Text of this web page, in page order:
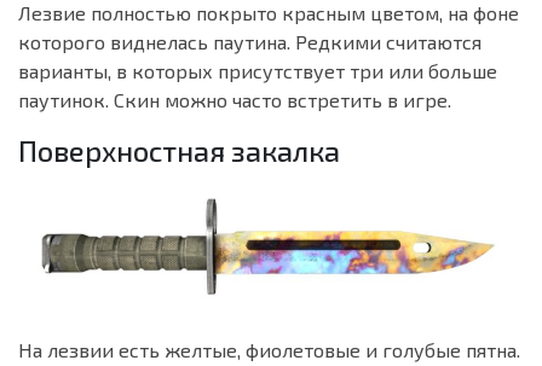
Лезвие полностью покрыто красным цветом, на фоне
которого виднелась паутина. Редкими считаются
варианты, в которых присутствует три или больше
паутинок. Скин можно часто встретить в игре.
Поверхностная закалка
На лезвии есть желтые, фиолетовые и голубые пятна.